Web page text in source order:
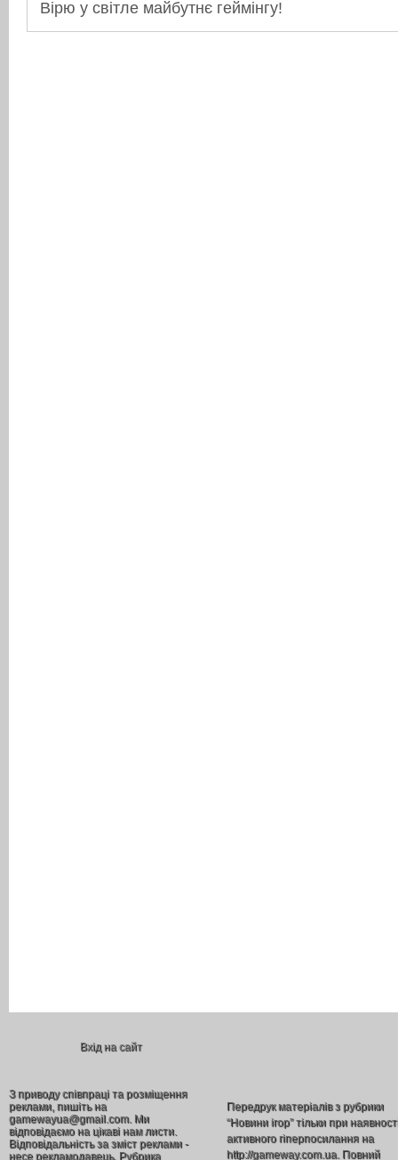
Вірю у світле майбутнє геймінгу!
Вхід на сайт
З приводу співпраці та розміщення
реклами, пишіть на
gamewayua@gmail.com. Ми
відповідаємо на цікаві нам листи.
Відповідальність за зміст реклами -
несе рекламодавець. Рубрика
Передрук матеріалів з рубрики
“Новини ігор” тільки при
активного гіперпосилання на
http://gameway.com.ua. Повний